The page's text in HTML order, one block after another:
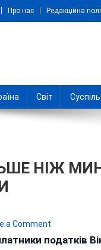
Про нас Редакційна
Світ
НІЖ
a Comment
НА
податків